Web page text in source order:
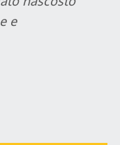
e